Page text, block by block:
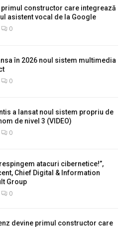
constructor care integrează
asistent vocal de la Google
0
în 2026 noul sistem multimedia
0
a lansat noul sistem propriu de
de nivel 3 (VIDEO)
0
atacuri cibernetice!”,
Chief Digital & Information
Group
0
devine primul constructor care